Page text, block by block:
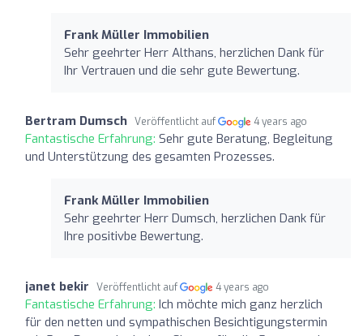
Frank Müller Immobilien
Sehr geehrter Herr Althans, herzlichen Dank für
Ihr Vertrauen und die sehr gute Bewertung.
Bertram Dumsch Veröffentlicht auf 4 years ago
Fantastische Erfahrung: Sehr gute Beratung, Begleitung
und Unterstützung des gesamten Prozesses.
Frank Müller Immobilien
Sehr geehrter Herr Dumsch, herzlichen Dank für
Ihre positivbe Bewertung.
janet bekir Veröffentlicht auf 4 years ago
Fantastische Erfahrung: Ich möchte mich ganz herzlich
für den netten und sympathischen Besichtigungstermin